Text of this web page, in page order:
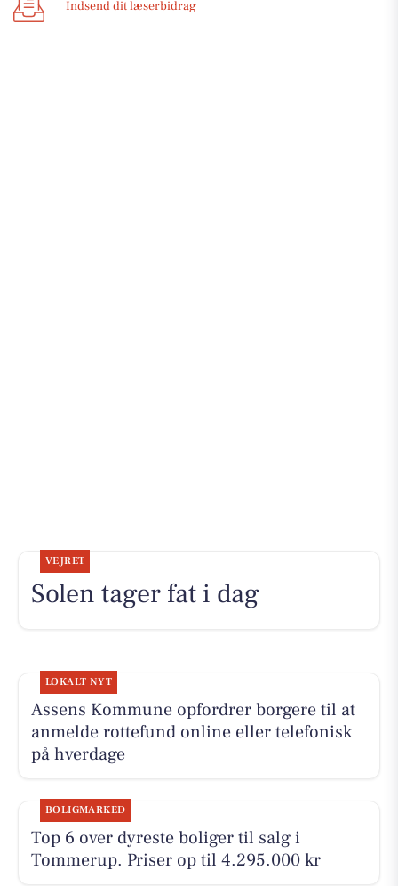
Indsend dit læserbidrag
VEJRET
Solen tager fat i dag
LOKALT NYT
Assens Kommune opfordrer borgere til at
anmelde rottefund online eller telefonisk
på hverdage
BOLIGMARKED
Top 6 over dyreste boliger til salg i
Tommerup. Priser op til 4.295.000 kr